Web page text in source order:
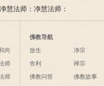
长舌，山色无非清净身；
来八万四千偈，他日如
何举似人？
净慧法师：净慧法师：
妙法莲华经》浅释
尚
师
师
佛教导航
放生
舍利
佛教问答
净宗
禅宗
佛教故事